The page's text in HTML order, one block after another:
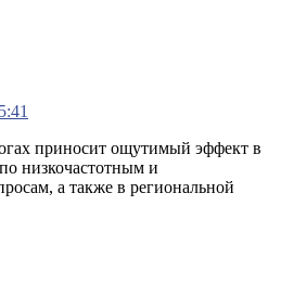
приносит ощутимый эффект в
низкочастотным и
а также в региональной